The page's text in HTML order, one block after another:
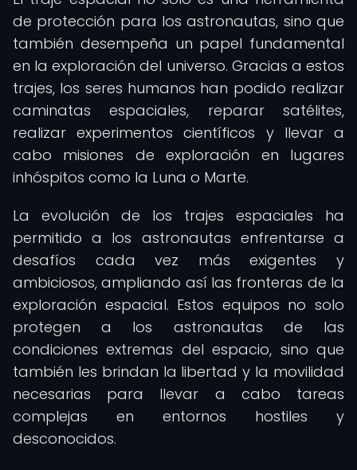
de protección para los astronautas, sino que
también desempeña un papel fundamental
en la exploración del universo. Gracias a estos
trajes, los seres humanos han podido realizar
caminatas espaciales, reparar satélites,
realizar experimentos científicos y llevar a
cabo misiones de exploración en lugares
inhóspitos como la Luna o Marte.
La evolución de los trajes espaciales ha
permitido a los astronautas enfrentarse a
desafíos cada vez más exigentes y
ambiciosos, ampliando así las fronteras de la
exploración espacial. Estos equipos no solo
protegen a los astronautas de las
condiciones extremas del espacio, sino que
también les brindan la libertad y la movilidad
necesarias para llevar a cabo tareas
complejas en entornos hostiles y
desconocidos.